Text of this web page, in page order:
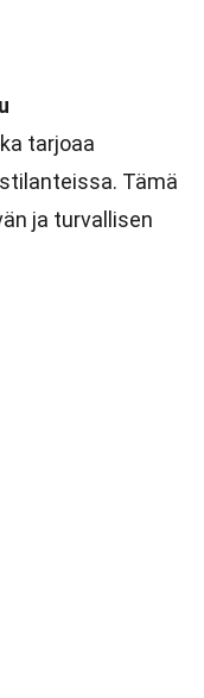
tarjoaa
Tämä
ja turvallisen